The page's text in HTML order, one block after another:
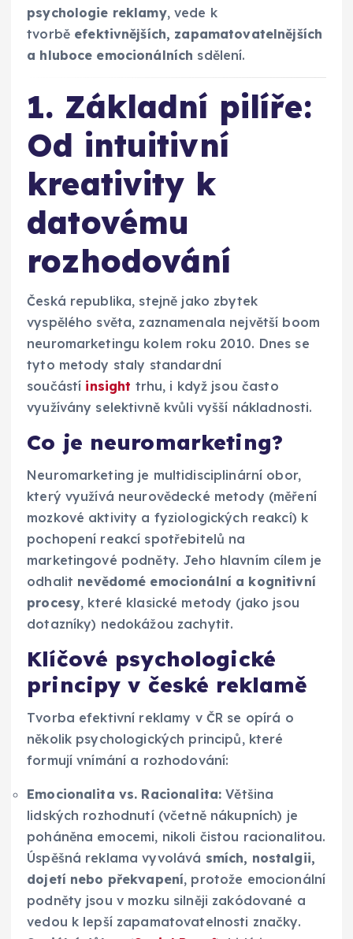
psychologie reklamy, vede k
tvorbě efektivnějších, zapamatovatelnějších
a hluboce emocionálních sdělení.
1. Základní pilíře:
Od intuitivní
kreativity k
datovému
rozhodování
Česká republika, stejně jako zbytek
vyspělého světa, zaznamenala největší boom
neuromarketingu kolem roku 2010. Dnes se
tyto metody staly standardní
součástí insight trhu, i když jsou často
využívány selektivně kvůli vyšší nákladnosti.
Co je neuromarketing?
Neuromarketing je multidisciplinární obor,
který využívá neurovědecké metody (měření
mozkové aktivity a fyziologických reakcí) k
pochopení reakcí spotřebitelů na
marketingové podněty. Jeho hlavním cílem je
odhalit nevědomé emocionální a kognitivní
procesy, které klasické metody (jako jsou
dotazníky) nedokážou zachytit.
Klíčové psychologické
principy v české reklamě
Tvorba efektivní reklamy v ČR se opírá o
několik psychologických principů, které
formují vnímání a rozhodování:
Emocionalita vs. Racionalita: Většina
lidských rozhodnutí (včetně nákupních) je
poháněna emocemi, nikoli čistou racionalitou.
Úspěšná reklama vyvolává smích, nostalgii,
dojetí nebo překvapení, protože emocionální
podněty jsou v mozku silněji zakódované a
vedou k lepší zapamatovatelnosti značky.